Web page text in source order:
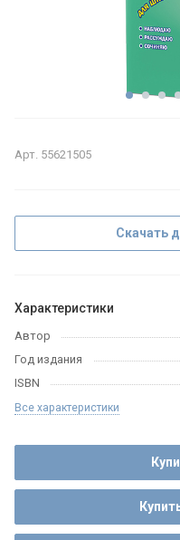
Арт. 55621505
Скачать
Характеристики
Автор
Год издания
ISBN
Все характеристики